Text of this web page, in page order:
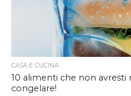
CASA E CUCINA
10 alimenti che non
congelare!